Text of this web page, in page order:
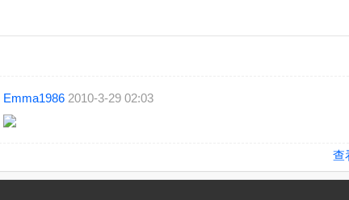
Emma1986 2010-3-29 02:03
查